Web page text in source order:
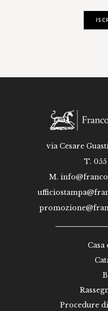
via Cesare
T. 055
M.
Procedure